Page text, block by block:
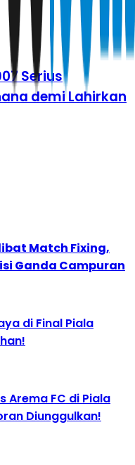
Serius
demi Lahirkan
Match Fixing,
Ganda Campuran
di Final Piala
Arema FC di Piala
Diunggulkan!